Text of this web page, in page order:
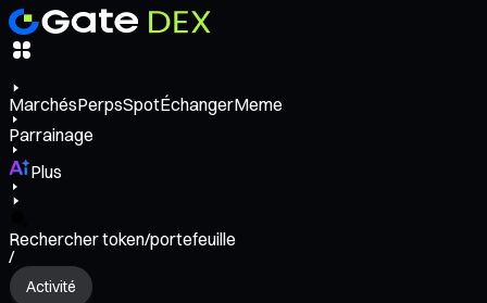
MarchésPerpsSpotÉchangerMeme
Parrainage
Plus
Rechercher token/portefeuille
/
Activité